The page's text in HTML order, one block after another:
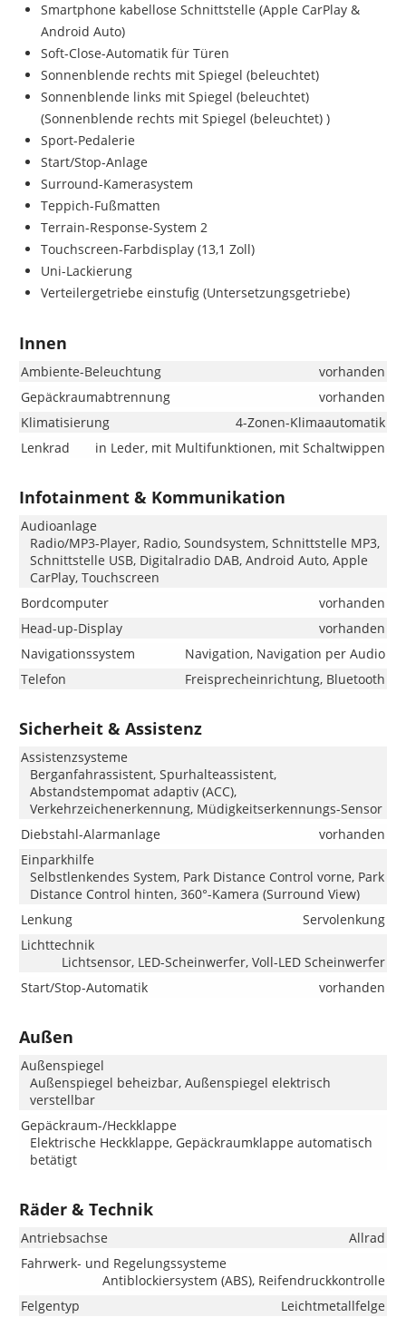
Smartphone kabellose Schnittstelle (Apple CarPlay &
Android Auto)
Soft-Close-Automatik für Türen
Sonnenblende rechts mit Spiegel (beleuchtet)
Sonnenblende links mit Spiegel (beleuchtet)
(Sonnenblende rechts mit Spiegel (beleuchtet) )
Sport-Pedalerie
Start/Stop-Anlage
Surround-Kamerasystem
Teppich-Fußmatten
Terrain-Response-System 2
Touchscreen-Farbdisplay (13,1 Zoll)
Uni-Lackierung
Verteilergetriebe einstufig (Untersetzungsgetriebe)
Innen
Ambiente-Beleuchtung
vorhanden
Gepäckraumabtrennung
vorhanden
Klimatisierung
4-Zonen-Klimaautomatik
Lenkrad
in Leder, mit Multifunktionen, mit Schaltwippen
Infotainment & Kommunikation
Audioanlage
Radio/MP3-Player, Radio, Soundsystem, Schnittstelle MP3,
Schnittstelle USB, Digitalradio DAB, Android Auto, Apple
CarPlay, Touchscreen
Bordcomputer
vorhanden
Head-up-Display
vorhanden
Navigationssystem
Navigation, Navigation per Audio
Telefon
Freisprecheinrichtung, Bluetooth
Sicherheit & Assistenz
Assistenzsysteme
Berganfahrassistent, Spurhalteassistent,
Abstandstempomat adaptiv (ACC),
Verkehrzeichenerkennung, Müdigkeitserkennungs-Sensor
Diebstahl-Alarmanlage
vorhanden
Einparkhilfe
Selbstlenkendes System, Park Distance Control vorne, Park
Distance Control hinten, 360°-Kamera (Surround View)
Lenkung
Servolenkung
Lichttechnik
Lichtsensor, LED-Scheinwerfer, Voll-LED Scheinwerfer
Start/Stop-Automatik
vorhanden
Außen
Außenspiegel
Außenspiegel beheizbar, Außenspiegel elektrisch
verstellbar
Gepäckraum-/Heckklappe
Elektrische Heckklappe, Gepäckraumklappe automatisch
betätigt
Räder & Technik
Antriebsachse
Allrad
Fahrwerk- und Regelungssysteme
Antiblockiersystem (ABS), Reifendruckkontrolle
Felgentyp
Leichtmetallfelge